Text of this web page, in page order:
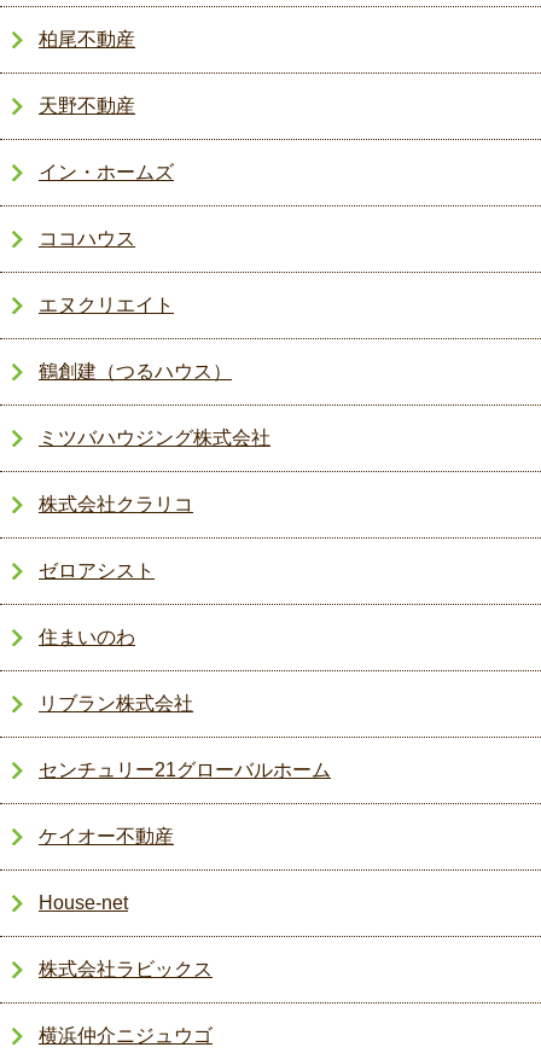
柏尾不動産
天野不動産
イン・ホームズ
ココハウス
エヌクリエイト
鶴創建（つるハウス）
ミツバハウジング株式会社
株式会社クラリコ
ゼロアシスト
住まいのわ
リブラン株式会社
センチュリー21グローバルホーム
ケイオー不動産
House-net
株式会社ラビックス
横浜仲介ニジュウゴ